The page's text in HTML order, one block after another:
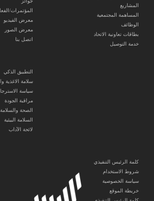
المشاريع
المساهمة المجتمعية
الوظائف
بطاقات تعاونية الاتحاد
خدمة التوصيل
المؤتمرات/
معرض الفيديو
معرض الصور
اتصل بنا
التطبيق الذكي
سلامة الاغذية
سياسة
مراقبة الجودة
الصحة والسلامة
السلامة البيئية
لائحة الآداب
كلمة الرئيس التنفيذي
شروط الاستخدام
سياسة الخصوصية
خريطة الموقع